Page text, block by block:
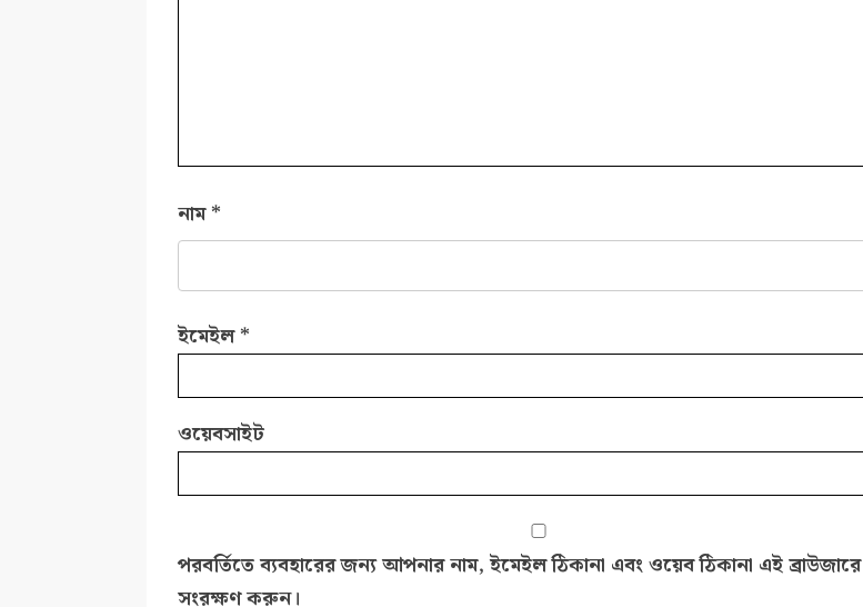
নাম*
ইমেইল*
ওয়েবসাইট
পরবর্তিতে ব্যবহারের জন্য আপনার নাম, ইমেইল ঠিকানা এবং ওয়েব ঠিকানা এই ব্রাউজারে
সংরক্ষণ করুন।